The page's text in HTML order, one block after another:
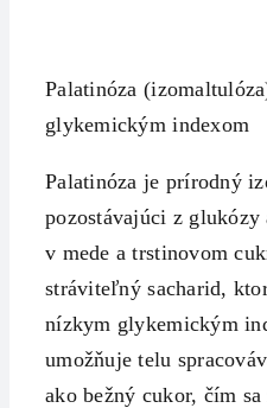
Palatinóza
glykemickým indexom
Palatinóza je prírodný
pozostávajúci z glukózy
v mede a trstinovom
stráviteľný sacharid,
nízkym glykemickým
umožňuje telu
ako bežný cukor, čím